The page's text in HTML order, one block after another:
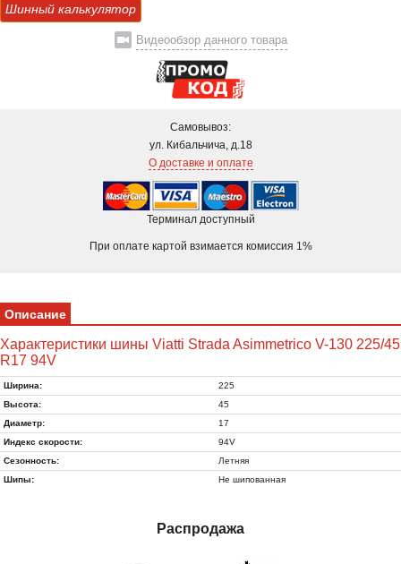
Шинный калькулятор
Видеообзор данного товара
Самовывоз:
ул. Кибальчича, д.18
О доставке и оплате
Терминал доступный
При оплате картой взимается комиссия 1%
Описание
Характеристики шины Viatti Strada Asimmetrico V-130 225/45
R17 94V
Ширина:
225
Высота:
45
Диаметр:
17
Индекс скорости:
94V
Сезонность:
Летняя
Шипы:
Не шипованная
Распродажа